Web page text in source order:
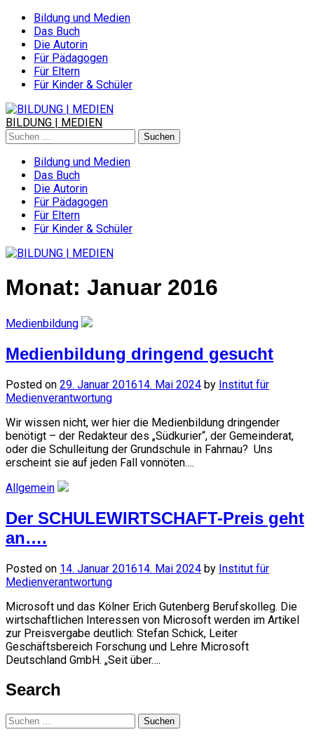
Skip
content
Bildung und Medien
Das Buch
Die Autorin
Für Pädagogen
Für Eltern
Für Kinder & Schüler
BILDUNG | MEDIEN
Suchen
nach:
Bildung und Medien
Das Buch
Die Autorin
Für Pädagogen
Für Eltern
Für Kinder & Schüler
Monat: Januar 2016
Medienbildung
Medienbildung dringend gesucht
Posted on 29. Januar 201614. Mai 2024 by Institut für
Medienverantwortung
Wir wissen nicht, wer hier die Medienbildung dringender
benötigt – der Redakteur des „Südkurier“, der Gemeinderat,
oder die Schulleitung der Grundschule in Fahrnau? Uns
erscheint sie auf jeden Fall vonnöten….
Allgemein
Der SCHULEWIRTSCHAFT-Preis geht
an….
Posted on 14. Januar 201614. Mai 2024 by Institut für
Medienverantwortung
Microsoft und das Kölner Erich Gutenberg Berufskolleg. Die
wirtschaftlichen Interessen von Microsoft werden im Artikel
zur Preisvergabe deutlich: Stefan Schick, Leiter
Geschäftsbereich Forschung und Lehre Microsoft
Deutschland GmbH. „Seit über….
Search
Suchen